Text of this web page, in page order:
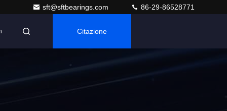
sft@sftbearings.com 86-29-86528771
Citazione